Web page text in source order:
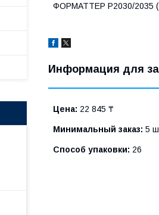
ФОРМАТТЕР P2030/2035
Информация для
Цена: 22 845 ₸
Минимальный заказ: 5
Способ упаковки: 26